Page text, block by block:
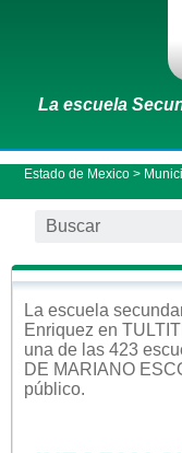
La escuela
Estado de Mexico >
La escuela
Enriquez en
una de las 423
DE MARIANO
público.